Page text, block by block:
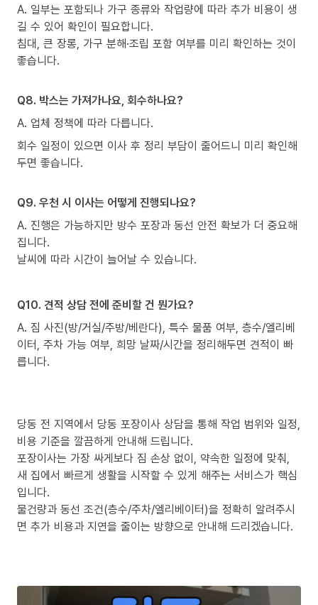
A. 일부는 포함되나 가구 종류와 작업량에 따라 추가 비용이 생
길 수 있어 확인이 필요합니다.
침대, 큰 장롱, 가구 분해·조립 포함 여부를 미리 확인하는 것이
좋습니다.
Q8. 박스는 가져가나요, 회수하나요?
A. 업체 정책에 따라 다릅니다.
회수 일정이 있으면 이사 후 정리 부담이 줄어드니 미리 확인해
두면 좋습니다.
Q9. 우천 시 이사는 어떻게 진행되나요?
A. 진행은 가능하지만 방수 포장과 동선 안전 확보가 더 중요해
집니다.
날씨에 따라 시간이 늘어날 수 있습니다.
Q10. 견적 상담 전에 준비할 건 뭔가요?
A. 짐 사진(방/거실/주방/베란다), 특수 물품 여부, 층수/엘리베
이터, 주차 가능 여부, 희망 날짜/시간을 정리해두면 견적이 빠
릅니다.
당동 전 지역에서 당동 포장이사 상담을 통해 작업 범위와 일정,
비용 기준을 깔끔하게 안내해 드립니다.
포장이사는 가장 싸게보다 짐 손상 없이, 약속한 일정에 맞춰,
새 집에서 빠르게 생활을 시작할 수 있게 해주는 서비스가 핵심
입니다.
물건량과 동선 조건(층수/주차/엘리베이터)을 정확히 알려주시
면 추가 비용과 지연을 줄이는 방향으로 안내해 드리겠습니다.